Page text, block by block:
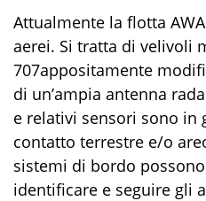
Attualmente la flotta
aerei. Si tratta di velivoli
707appositamente
di un’ampia antenna
e relativi sensori sono in
contatto terrestre e/o
sistemi di bordo possono
identificare e seguire gli